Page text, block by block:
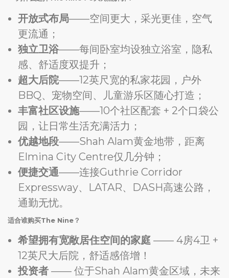
开放式布局——空间更大，采光更佳，空气
更流通；
独立卫浴——每间卧室均设独立浴室，隐私
感、舒适度双提升；
超大后院——12英尺宽的私家花园，户外
BBQ、宠物空间、儿童游乐区随心打造；
丰富社区设施——10个社区配套 + 2个口袋公
园，让日常生活充满活力；
优越地段——Shah Alam黄金地带，距离
Elmina City Centre仅几分钟；
便捷交通——连接Guthrie Corridor
Expressway、LATAR、DASH高速公路，
通勤无忧。
适合谁购买The Nine？
希望拥有宽敞居住空间的家庭 —— 4房4卫 +
12英尺大后院，舒适感倍增！
投资者 —— 位于Shah Alam黄金区域，未来